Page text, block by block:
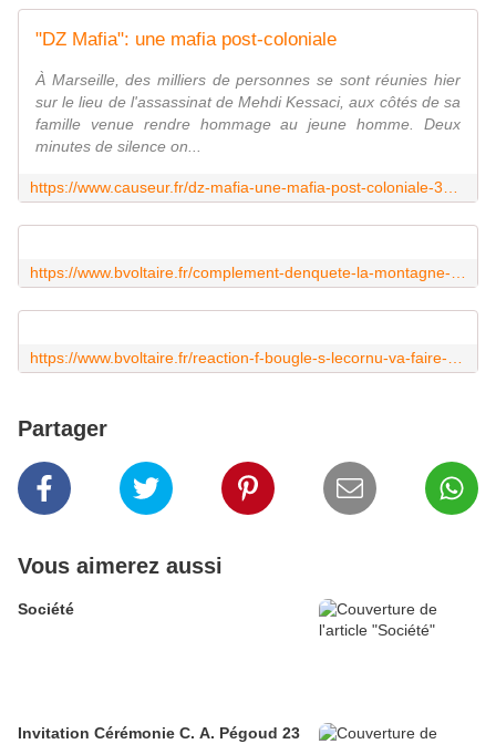
"DZ Mafia": une mafia post-coloniale
À Marseille, des milliers de personnes se sont réunies hier
sur le lieu de l'assassinat de Mehdi Kessaci, aux côtés de sa
famille venue rendre hommage au jeune homme. Deux
minutes de silence on...
Partager
Vous aimerez aussi
Société
Invitation Cérémonie C. A. Pégoud 23